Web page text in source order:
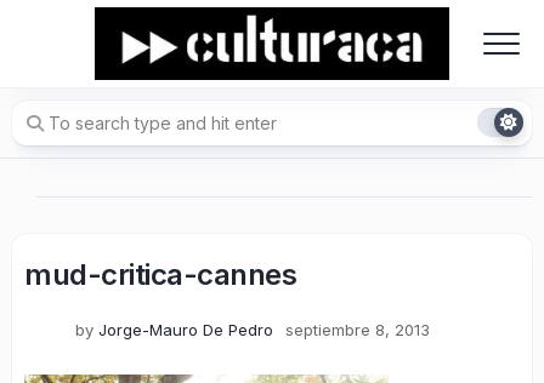
mud-critica-cannes
by Jorge-Mauro De Pedro septiembre 8, 2013